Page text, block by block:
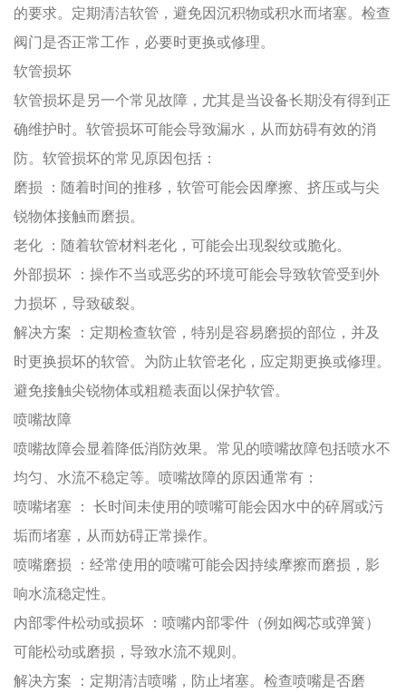
的要求。定期清洁软管，避免因沉积物或积水而堵塞。检查
阀门是否正常工作，必要时更换或修理。
软管损坏
软管损坏是另一个常见故障，尤其是当设备长期没有得到正
确维护时。软管损坏可能会导致漏水，从而妨碍有效的消
防。软管损坏的常见原因包括：
磨损 ：随着时间的推移，软管可能会因摩擦、挤压或与尖
锐物体接触而磨损。
老化 ：随着软管材料老化，可能会出现裂纹或脆化。
外部损坏 ：操作不当或恶劣的环境可能会导致软管受到外
力损坏，导致破裂。
解决方案 ：定期检查软管，特别是容易磨损的部位，并及
时更换损坏的软管。为防止软管老化，应定期更换或修理。
避免接触尖锐物体或粗糙表面以保护软管。
喷嘴故障
喷嘴故障会显着降低消防效果。常见的喷嘴故障包括喷水不
均匀、水流不稳定等。喷嘴故障的原因通常有：
喷嘴堵塞 ： 长时间未使用的喷嘴可能会因水中的碎屑或污
垢而堵塞，从而妨碍正常操作。
喷嘴磨损 ：经常使用的喷嘴可能会因持续摩擦而磨损，影
响水流稳定性。
内部零件松动或损坏 ：喷嘴内部零件（例如阀芯或弹簧）
可能松动或磨损，导致水流不规则。
解决方案 ：定期清洁喷嘴，防止堵塞。检查喷嘴是否磨